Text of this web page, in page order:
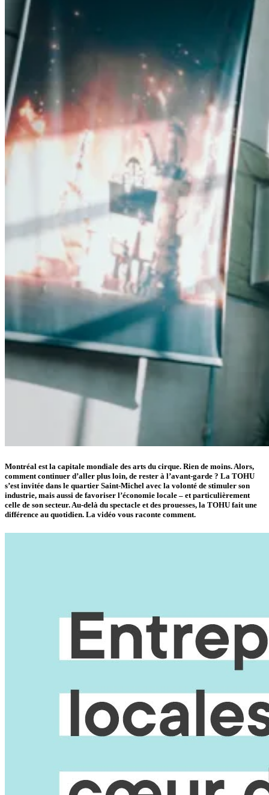
Montréal est la capitale mondiale des arts du cirque. Rien de moins. Alors,
comment continuer d’aller plus loin, de rester à l’avant-garde ? La TOHU
s’est invitée dans le quartier Saint-Michel avec la volonté de stimuler son
industrie, mais aussi de favoriser l’économie locale – et particulièrement
celle de son secteur. Au-delà du spectacle et des prouesses, la TOHU fait une
différence au quotidien. La vidéo vous raconte comment.